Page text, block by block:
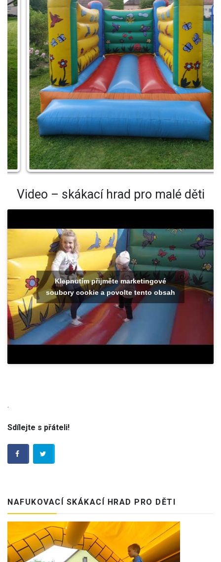
Video – skákací hrad pro malé děti
Klepnutím přijměte marketingové
soubory cookie a povolte tento obsah
.
Sdílejte s přáteli!
NAFUKOVACÍ SKÁKACÍ HRAD PRO DĚTI